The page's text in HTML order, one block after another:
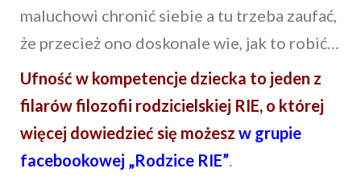
maluchowi chronić siebie a tu trzeba zaufać,
że przecież ono doskonale wie, jak to robić…
Ufność w kompetencje dziecka to jeden z
filarów filozofii rodzicielskiej RIE, o której
więcej dowiedzieć się możesz w grupie
facebookowej „Rodzice RIE”.